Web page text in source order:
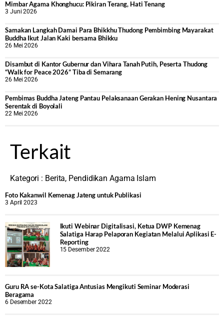
Mimbar Agama Khonghucu: Pikiran Terang, Hati Tenang
3 Juni 2026
Samakan Langkah Damai Para Bhikkhu Thudong Pembimbing Mayarakat
Buddha Ikut Jalan Kaki bersama Bhikku
26 Mei 2026
Disambut di Kantor Gubernur dan Vihara Tanah Putih, Peserta Thudong
“Walk for Peace 2026” Tiba di Semarang
26 Mei 2026
‎Pembimas Buddha Jateng Pantau Pelaksanaan Gerakan Hening Nusantara
Serentak di Boyolali
22 Mei 2026
Terkait
Kategori : Berita, Pendidikan Agama Islam
Foto Kakanwil Kemenag Jateng untuk Publikasi
3 April 2023
Ikuti Webinar Digitalisasi, Ketua DWP Kemenag
Salatiga Harap Pelaporan Kegiatan Melalui Aplikasi E-
Reporting
15 Desember 2022
Guru RA se-Kota Salatiga Antusias Mengikuti Seminar Moderasi
Beragama
6 Desember 2022